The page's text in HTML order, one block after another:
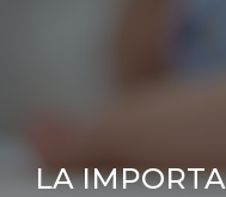
LA